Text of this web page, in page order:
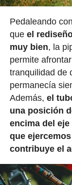
Pedaleando
que el
muy bien, la
permite
tranquilidad de
permanecía
Además, el
una posición
encima del
que
contribuye el